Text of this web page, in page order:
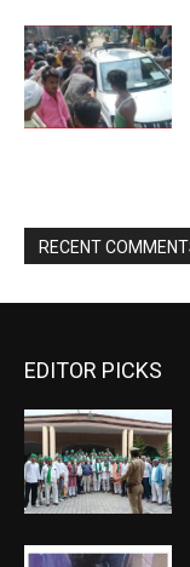
EDITOR PICKS